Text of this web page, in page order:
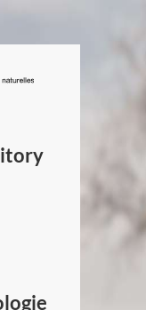
/
Canada